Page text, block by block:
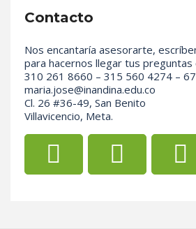
Contacto
Nos encantaría asesorarte,
para hacernos llegar tus preguntas
310 261 8660 – 315 560 4274 –
maria.jose@inandina.edu.co
Cl. 26 #36-49, San Benito
Villavicencio, Meta.